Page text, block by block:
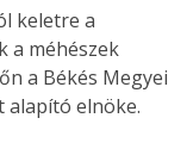
keletre a
a méhészek
a Békés Megyei
alapító elnöke.